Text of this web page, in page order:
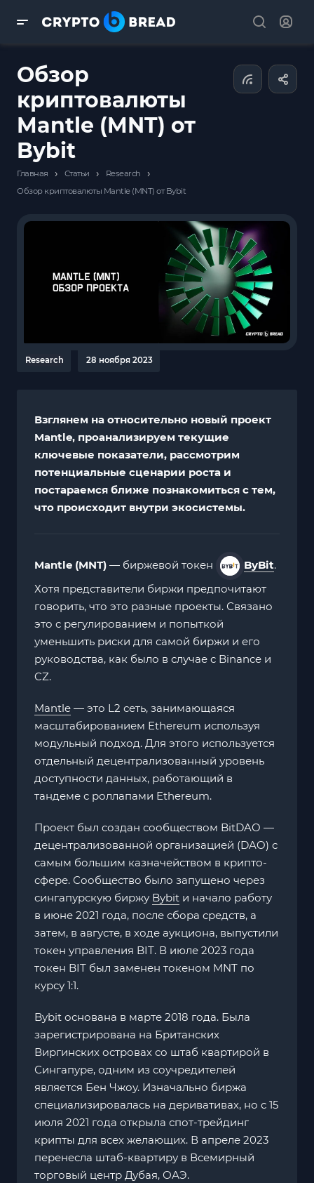
Обзор
криптовалюты
Mantle (MNT) от
Bybit
Главная › Статьи › Research ›
Обзор криптовалюты Mantle (MNT) от Bybit
Research 28 ноября 2023
Взглянем на относительно новый проект
Mantle, проанализируем текущие
ключевые показатели, рассмотрим
потенциальные сценарии роста и
постараемся ближе познакомиться с тем,
что происходит внутри экосистемы.
Mantle (MNT) — биржевой токен ByBit.
Хотя представители биржи предпочитают
говорить, что это разные проекты. Связано
это с регулированием и попыткой
уменьшить риски для самой биржи и его
руководства, как было в случае с Binance и
CZ.
Mantle — это L2 сеть, занимающаяся
масштабированием Ethereum используя
модульный подход. Для этого используется
отдельный децентрализованный уровень
доступности данных, работающий в
тандеме с роллапами Ethereum.
Проект был создан сообществом BitDAO —
децентрализованной организацией (DAO) с
самым большим казначейством в крипто-
сфере. Сообщество было запущено через
сингапурскую биржу Bybit и начало работу
в июне 2021 года, после сбора средств, а
затем, в августе, в ходе аукциона, выпустили
токен управления BIT. В июле 2023 года
токен BIT был заменен токеном MNT по
курсу 1:1.
Bybit основана в марте 2018 года. Была
зарегистрирована на Британских
Виргинских островах со штаб квартирой в
Сингапуре, одним из соучредителей
является Бен Чжоу. Изначально биржа
специализировалась на деривативах, но с 15
июля 2021 года открыла спот-трейдинг
крипты для всех желающих. В апреле 2023
перенесла штаб-квартиру в Всемирный
торговый центр Дубая, ОАЭ.